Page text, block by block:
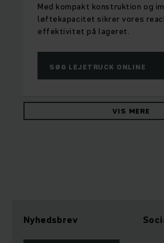
Med kompakt konstruktion og
løftekapacitet sikrer vores
effektivitet på lageret.
SØG LEJETRUCK ONLINE
VIS MERE
Nyhedsbrev